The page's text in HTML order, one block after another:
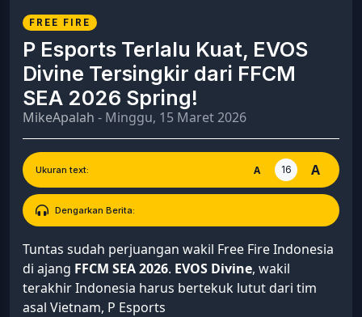
FREE FIRE
P Esports Terlalu Kuat, EVOS
Divine Tersingkir dari FFCM
SEA 2026 Spring!
MikeApalah - Minggu, 15 Maret 2026
Ukuran text: A 16 A
Dengarkan Berita:
Tuntas sudah perjuangan wakil Free Fire Indonesia
di ajang FFCM SEA 2026. EVOS Divine, wakil
terakhir Indonesia harus bertekuk lutut dari tim
asal Vietnam, P Esports